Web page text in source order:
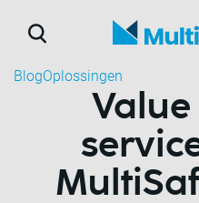
BlogOplossingen